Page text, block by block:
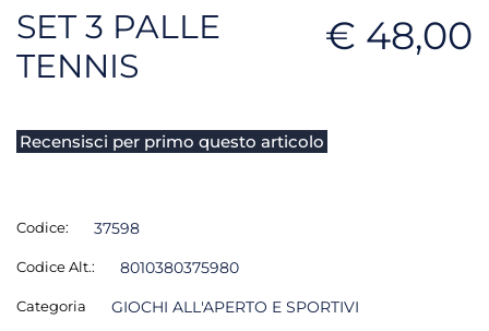
SET 3 PALLE
TENNIS
€ 48,00
Recensisci per primo questo articolo
Codice: 37598
Codice Alt.: 8010380375980
Categoria GIOCHI ALL'APERTO E SPORTIVI